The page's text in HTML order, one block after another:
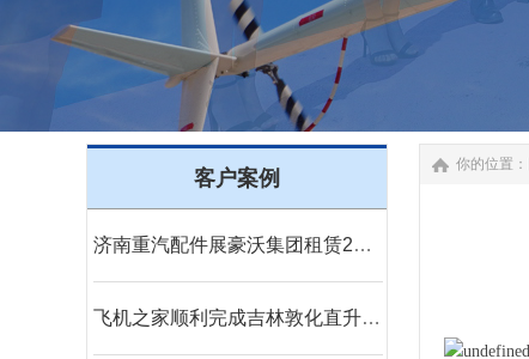
客户案例
济南重汽配件展豪沃集团租赁2架直升机庆典
飞机之家顺利完成吉林敦化直升机航测
你的位置：